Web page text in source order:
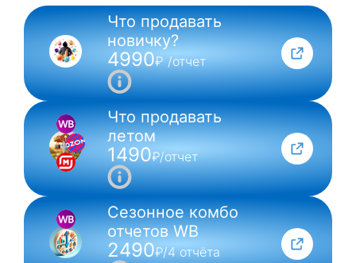
NEW
Что продавать
новичку?
4990₽ /отчет
Что продавать
летом
1490₽/отчет
Сезонное комбо
отчетов WB
2490₽/4 отчёта